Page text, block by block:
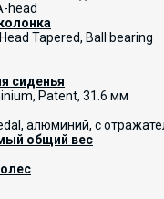
head
Tapered, Ball bearing
сиденья
Patent, 31.6 мм
алюминий, с
общий вес